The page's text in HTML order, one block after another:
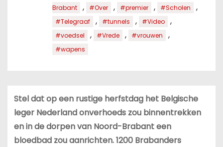
Brabant
, #Over , #premier , #Scholen ,
#Telegraaf , #tunnels , #Video ,
#voedsel , #Vrede , #vrouwen ,
#wapens
Stel dat op een rustige herfstdag het Belgische
leger Nederland onverhoeds zou binnentrekken
en in de dorpen van Noord-Brabant een
bloedbad zou aanrichten.1200 Brabanders